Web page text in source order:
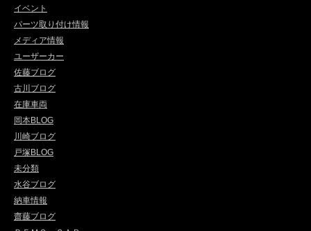
イベント
パーツ取り付け情報
メディア情報
ユーザーカー
佐藤ブログ
古川ブログ
在庫車両
岡本BLOG
川崎ブログ
戸塚BLOG
未分類
水谷ブログ
納車情報
齋藤ブログ